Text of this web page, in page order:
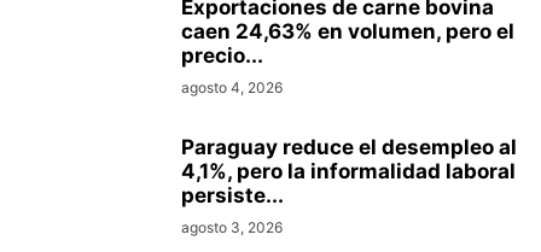
Exportaciones de carne bovina
caen 24,63% en volumen, pero el
precio...
agosto 4, 2026
Paraguay reduce el desempleo al
4,1%, pero la informalidad laboral
persiste...
agosto 3, 2026